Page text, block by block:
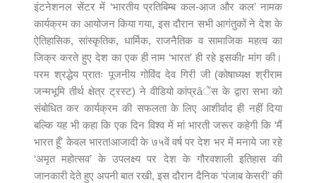
इंटनेशनल सेंटर में ‘भारतीय प्रतिबिम्ब कल-आज और कल’ नामक
कार्यक्रम का आयोजन किया गया, इस दौरान सभी आगंतुकों ने देश के
ऐतिहासिक, सांस्कृतिक, धार्मिक, राजनैतिक व सामाजिक महत्व का
जिक्र करते हुए देश का एक ही नाम ‘भारत’ ही रहे इसकीr मांग की।
परम श्रद्धेय प्रातः पूजनीय गोविंद देव गिरी जी (कोषाध्यक्ष श्रीराम
जन्मभूमि तीर्थ क्षेत्र ट्रस्ट) ने वीडियो कांप्रâेंस के द्वारा सभा को
संबोधित कर कार्यक्रम की सफलता के लिए आशीर्वाद ही नहीं दिया
बल्कि यह भी कहा कि एक दिन विश्व में मां भारती जरूर कहेगी कि ‘मैं
भारत हूँ’ केवल भारत!आजादी के ७५वें वर्ष पर देश भर में मनाये जा रहे
‘अमृत महोत्सव’ के उपलक्ष्य पर देश के गौरवशाली इतिहास की
जानकारी देते हुए अपनी बात रखी, इस दौरान दैनिक ‘पंजाब केसरी’ की